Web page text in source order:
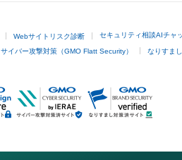
Webサイトリスク診断 セキュリティ相談AIチャ
サイバー攻撃対策（GMO Flatt Security） なりすま